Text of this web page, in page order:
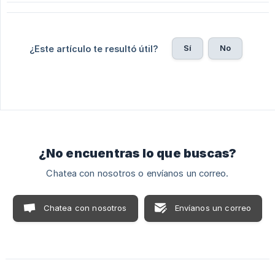
¿Este artículo te resultó útil? Sí No
¿No encuentras lo que buscas?
Chatea con nosotros o envíanos un correo.
Chatea con nosotros Envíanos un correo